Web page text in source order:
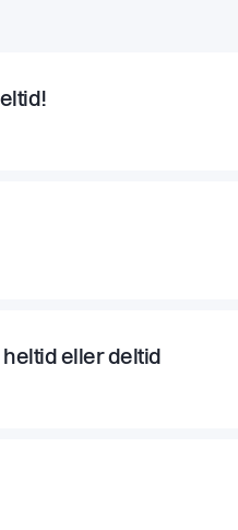
eller deltid